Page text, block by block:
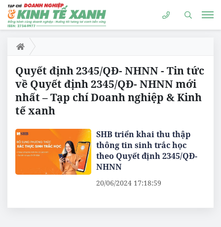
Quyết định 2345/QĐ- NHNN - Tin tức
về Quyết định 2345/QĐ- NHNN mới
nhất – Tạp chí Doanh nghiệp & Kinh
tế xanh
SHB triển khai thu thập
thông tin sinh trắc học
theo Quyết định 2345/QĐ-
NHNN
20/06/2024 17:18:59